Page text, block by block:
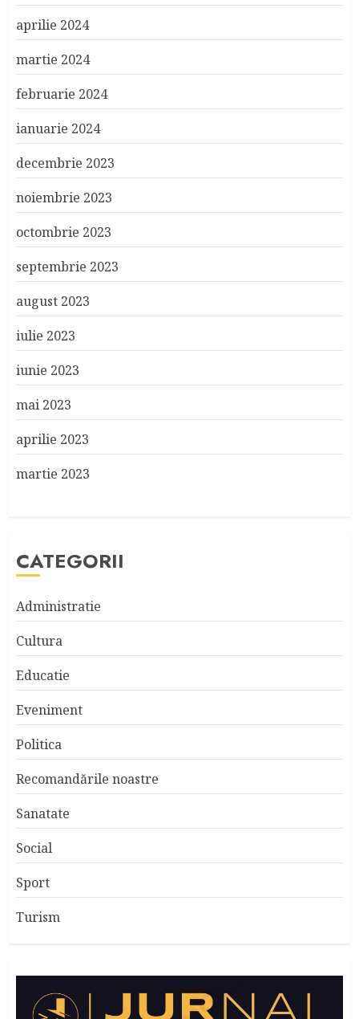
aprilie 2024
martie 2024
februarie 2024
ianuarie 2024
decembrie 2023
noiembrie 2023
octombrie 2023
septembrie 2023
august 2023
iulie 2023
iunie 2023
mai 2023
aprilie 2023
martie 2023
CATEGORII
Administratie
Cultura
Educatie
Eveniment
Politica
Recomandările noastre
Sanatate
Social
Sport
Turism